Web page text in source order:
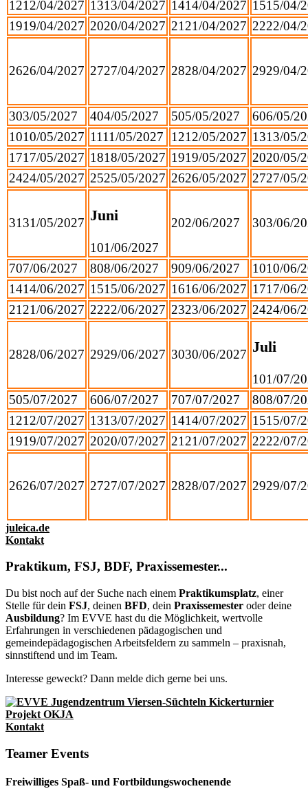
1212/04/2027 1313/04/2027 1414/04/2027 1515/04/
1919/04/2027 2020/04/2027 21 21/04/2027 2222/04/
2626/04/2027 2727/04/2027 2828/04/2027 2929/04/
303/05/2027 404/05/2027 505/05/2027 606/05/
1010/05/2027 1111/05/2027 1212/05/2027 1313/05/
1717/05/2027 1818/05/2027 1919/05/2027 2020/05/
2424/05/2027 2525/05/2027 2626/05/2027 2727/05/
31 31/05/2027 Juni
101/06/2027
202/06/2027 303/06/
707/06/2027 808/06/2027 909/06/2027 1010/06/
1414/06/2027 1515/06/2027 1616/06/2027 1717/06/
21 21/06/2027 2222/06/2027 2323/06/2027 2424/06/
2828/06/2027 2929/06/2027 3030/06/2027 Juli
101/07/
505/07/2027 606/07/2027 707/07/2027 808/07/
1212/07/2027 1313/07/2027 1414/07/2027 1515/07/
1919/07/2027 2020/07/2027 21 21/07/2027 2222/07/
2626/07/2027 2727/07/2027 2828/07/2027 2929/07/
juleica.de
Kontakt
Praktikum, FSJ, BDF, Praxissemester...
Du bist noch auf der Suche nach einem Praktikumsplatz, einer
Stelle für dein FSJ, deinen BFD, dein Praxissemester oder deine
Ausbildung? Im EVVE hast du die Möglichkeit, wertvolle
Erfahrungen in verschiedenen pädagogischen und
gemeindepädagogischen Arbeitsfeldern zu sammeln – praxisnah,
sinnstiftend und im Team.
Interesse geweckt? Dann melde dich gerne bei uns.
Kontakt
Teamer Events
Freiwilliges Spaß- und Fortbildungswochenende